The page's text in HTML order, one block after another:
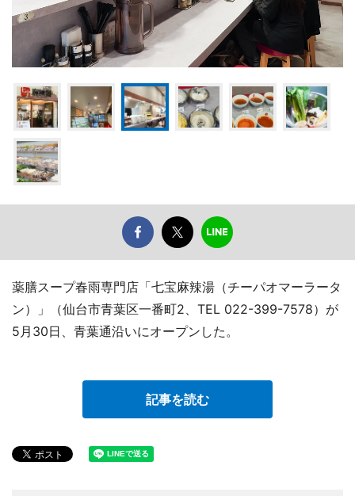
薬膳スープ春雨専門店「七宝麻辣湯（チーパオマーラータ
ン）」（仙台市青葉区一番町2、TEL 022-399-7578）が
5月30日、青葉通沿いにオープンした。
記事を読む